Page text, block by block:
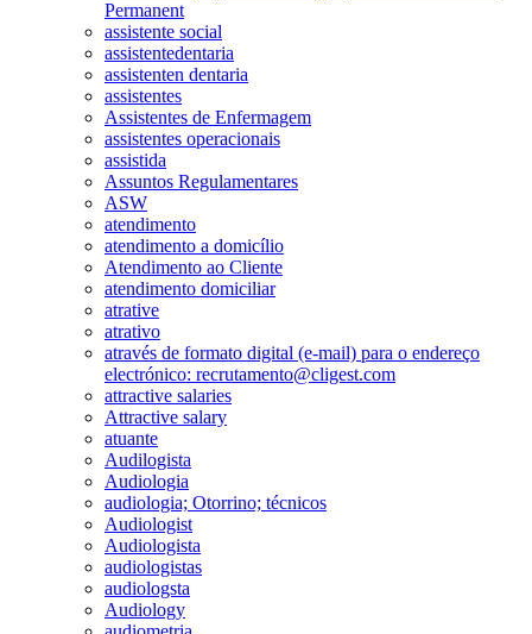
Permanent
assistente social
assistentedentaria
assistenten dentaria
assistentes
Assistentes de Enfermagem
assistentes operacionais
assistida
Assuntos Regulamentares
ASW
atendimento
atendimento a domicílio
Atendimento ao Cliente
atendimento domiciliar
atrative
atrativo
através de formato digital (e-mail) para o endereço
electrónico: recrutamento@cligest.com
attractive salaries
Attractive salary
atuante
Audilogista
Audiologia
audiologia; Otorrino; técnicos
Audiologist
Audiologista
audiologistas
audiologsta
Audiology